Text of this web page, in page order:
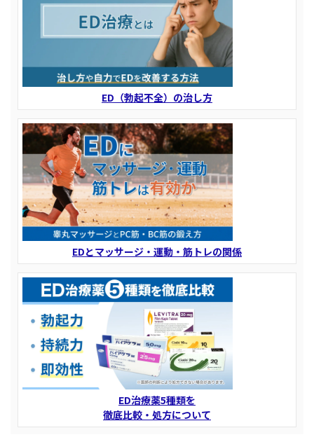
ED（勃起不全）の治し方
EDとマッサージ・運動・筋トレの関係
ED治療薬5種類を
徹底比較・処方について